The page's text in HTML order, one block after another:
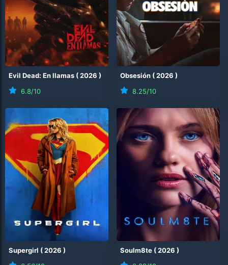
Evil Dead: En llamas (2026 )
6.8/10
Obsesión (2026 )
8.25/10
Supergirl (2026 )
Soulm8te (2026 )